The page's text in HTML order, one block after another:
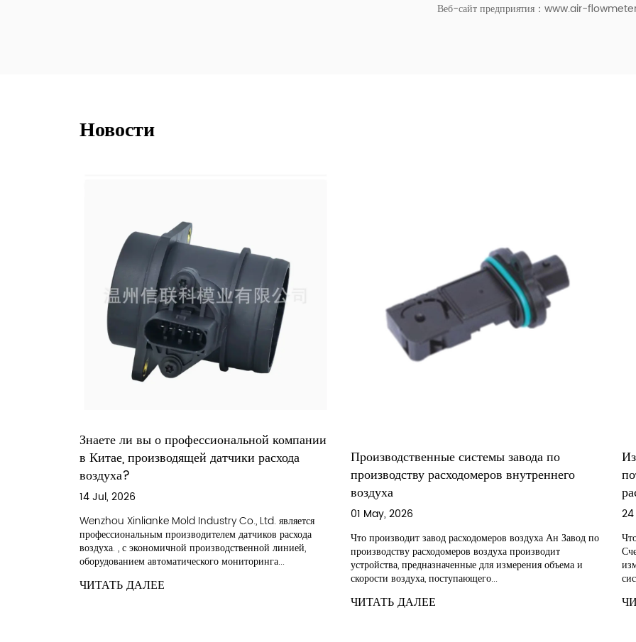
Веб-сайт предприятия：www.air-
Новости
компании
Co., Ltd. является
датчиков расхода
линией,
Производственные системы завода по
производству расходомеров внутреннего
воздуха
01 May, 2026
Что производит завод расходомеров воздуха Ан Завод по
производству расходомеров воздуха производит
устройства, предназначенные для измерения объема и
скорости воздуха, поступающего...
Измерение производительности
потока с помощью системы измерения
24 Apr, 2026
Что такое счетчик воздуха и почему он используется
Счетчик воздуха Это устройство, предназначенное для
измерения объема, скорости или давления воздуха в
системе. The Air Meter i...
ЧИТАТЬ ДАЛЕЕ